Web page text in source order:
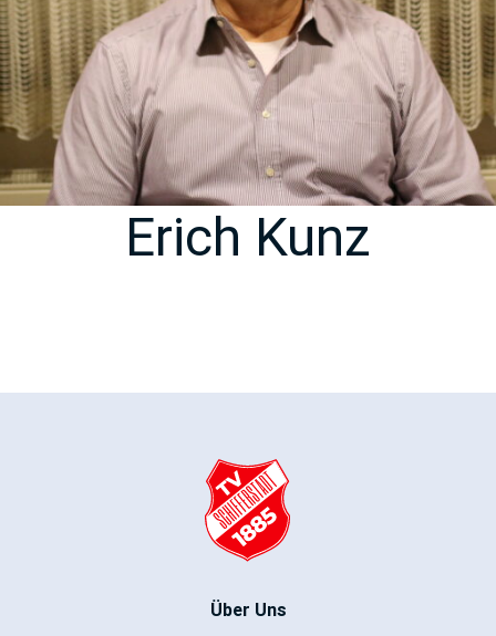
Erich Kunz
Über Uns